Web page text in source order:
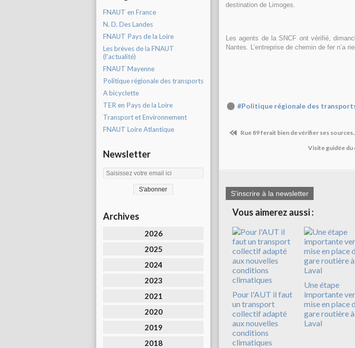
FNAUT en France
N. D. Des Landes
FNAUT Pays de la Loire
Les brèves de la FNAUT
(l'actualité)
FNAUT Mayenne
Politique régionale des transports
A bicyclette
TER en Pays de la Loire
Transport et Environnement
FNAUT Loire Atlantique
Newsletter
Archives
2026
2025
2024
2023
2021
2020
2019
2018
destination de Limoges.
Les agents de la SNCF ont vérifié,
Nantes. L’entreprise de chemin de fer n’a
#Politique régionale des
Rue 89 ferait bien de vérifier ses
Visite guidée du
S'inscrire à la newsletter
Vous aimerez aussi :
Pour l'AUT il faut
un transport
collectif adapté
aux nouvelles
conditions
climatiques
Une étape
importante
mise en place
gare routière à
Laval